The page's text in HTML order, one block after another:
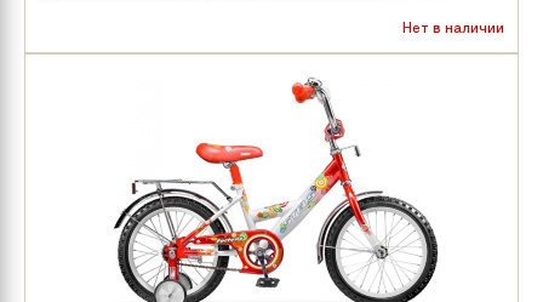
Нет в наличии
Тип тормозов:Ножной